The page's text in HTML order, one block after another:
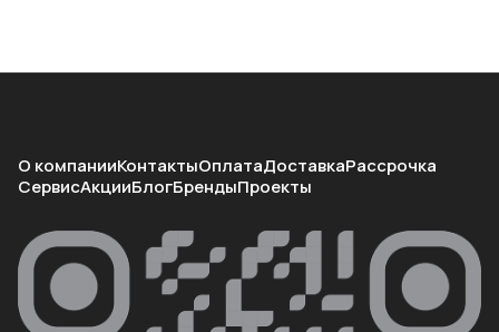
О компанииКонтактыОплатаДоставкаРассрочка
СервисАкцииБлогБрендыПроекты